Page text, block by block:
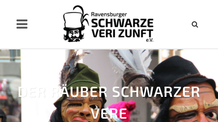
DER RÄUBER SCHWARZER
VERE